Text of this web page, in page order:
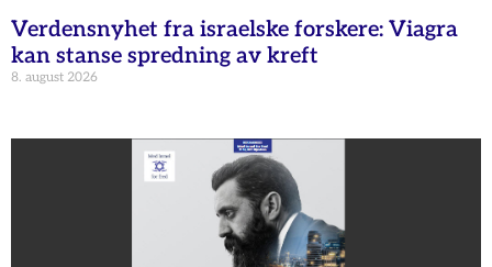
Verdensnyhet fra israelske forskere: Viagra
kan stanse spredning av kreft
8. august 2026